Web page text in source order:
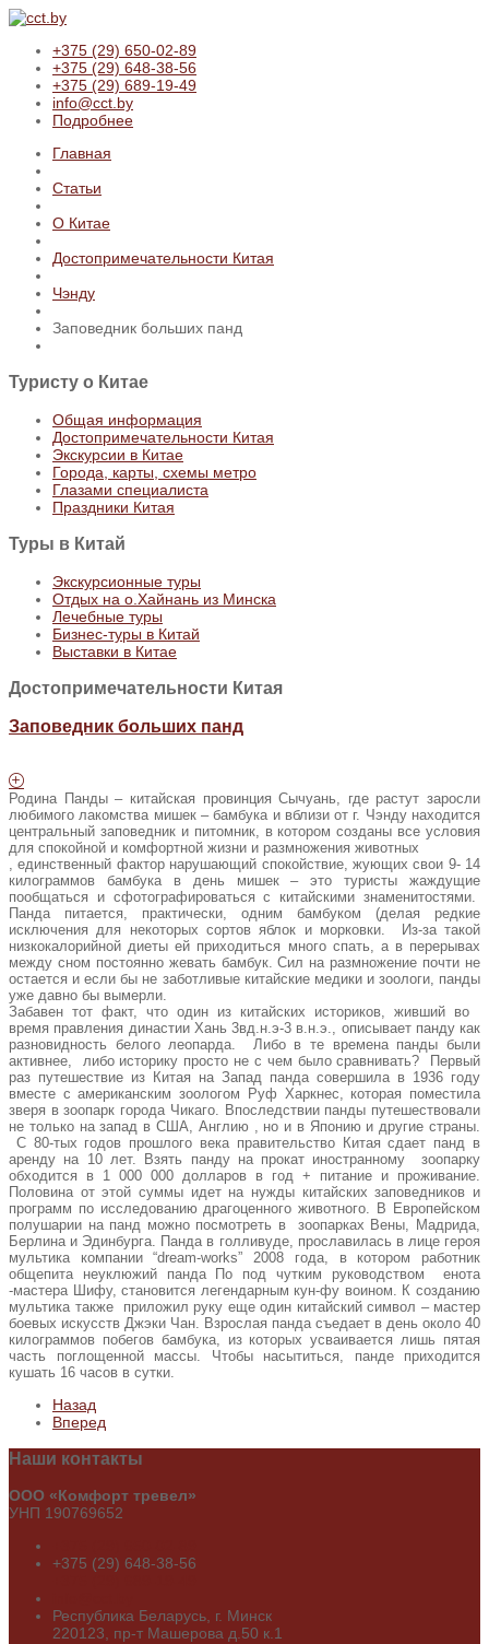
+375 (29) 650-02-89
+375 (29) 648-38-56
+375 (29) 689-19-49
info@cct.by
Подробнее
Главная
Статьи
О Китае
Достопримечательности Китая
Чэнду
Заповедник больших панд
Туристу о Китае
Общая информация
Достопримечательности Китая
Экскурсии в Китае
Города, карты, схемы метро
Глазами специалиста
Праздники Китая
Туры в Китай
Экскурсионные туры
Отдых на о.Хайнань из Минска
Лечебные туры
Бизнес-туры в Китай
Выставки в Китае
Достопримечательности Китая
Заповедник больших панд
Родина Панды – китайская провинция Сычуань, где растут заросли
любимого лакомства мишек – бамбука и вблизи от г. Чэнду находится
центральный заповедник и питомник, в котором созданы все условия
для спокойной и комфортной жизни и размножения животных
, единственный фактор нарушающий спокойствие, жующих свои 9- 14
килограммов бамбука в день мишек – это туристы жаждущие
пообщаться и сфотографироваться с китайскими знаменитостями.
Панда питается, практически, одним бамбуком (делая редкие
исключения для некоторых сортов яблок и морковки. Из-за такой
низкокалорийной диеты ей приходиться много спать, а в перерывах
между сном постоянно жевать бамбук. Сил на размножение почти не
остается и если бы не заботливые китайские медики и зоологи, панды
уже давно бы вымерли.
Забавен тот факт, что один из китайских историков, живший во
время правления династии Хань 3вд.н.э-3 в.н.э., описывает панду как
разновидность белого леопарда. Либо в те времена панды были
активнее, либо историку просто не с чем было сравнивать? Первый
раз путешествие из Китая на Запад панда совершила в 1936 году
вместе с американским зоологом Руф Харкнес, которая поместила
зверя в зоопарк города Чикаго. Впоследствии панды путешествовали
не только на запад в США, Англию , но и в Японию и другие страны.
С 80-тых годов прошлого века правительство Китая сдает панд в
аренду на 10 лет. Взять панду на прокат иностранному зоопарку
обходится в 1 000 000 долларов в год + питание и проживание.
Половина от этой суммы идет на нужды китайских заповедников и
программ по исследованию драгоценного животного. В Европейском
полушарии на панд можно посмотреть в зоопарках Вены, Мадрида,
Берлина и Эдинбурга. Панда в голливуде, прославилась в лице героя
мультика компании “dream-works” 2008 года, в котором работник
общепита неуклюжий панда По под чутким руководством енота
-мастера Шифу, становится легендарным кун-фу воином. К созданию
мультика также приложил руку еще один китайский символ – мастер
боевых искусств Джэки Чан. Взрослая панда съедает в день около 40
килограммов побегов бамбука, из которых усваивается лишь пятая
часть поглощенной массы. Чтобы насытиться, панде приходится
кушать 16 часов в сутки.
Назад
Вперед
Наши контакты
ООО «Комфорт тревел»
УНП 190769652
+375 (29) 648-38-56
Республика Беларусь, г. Минск
220123, пр-т Машерова д.50 к.1